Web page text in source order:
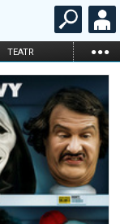
TEATR ...
UP
KARNETY